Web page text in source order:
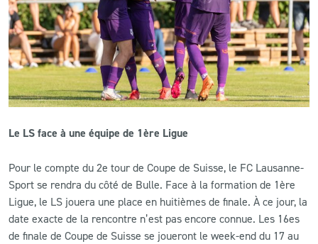
CLUB
CONTACT
ACTUALITÉS
LS E-SHOP
L’APP DU LS
LS ACADEMY CAMPS
MATCH DES CELEBRITES
Le LS face à une équipe de 1ère Ligue
Pour le compte du 2e tour de Coupe de Suisse, le FC Lausanne-
Sport se rendra du côté de Bulle. Face à la formation de 1ère
Ligue, le LS jouera une place en huitièmes de finale. À ce jour, la
date exacte de la rencontre n’est pas encore connue. Les 16es
de finale de Coupe de Suisse se joueront le week-end du 17 au